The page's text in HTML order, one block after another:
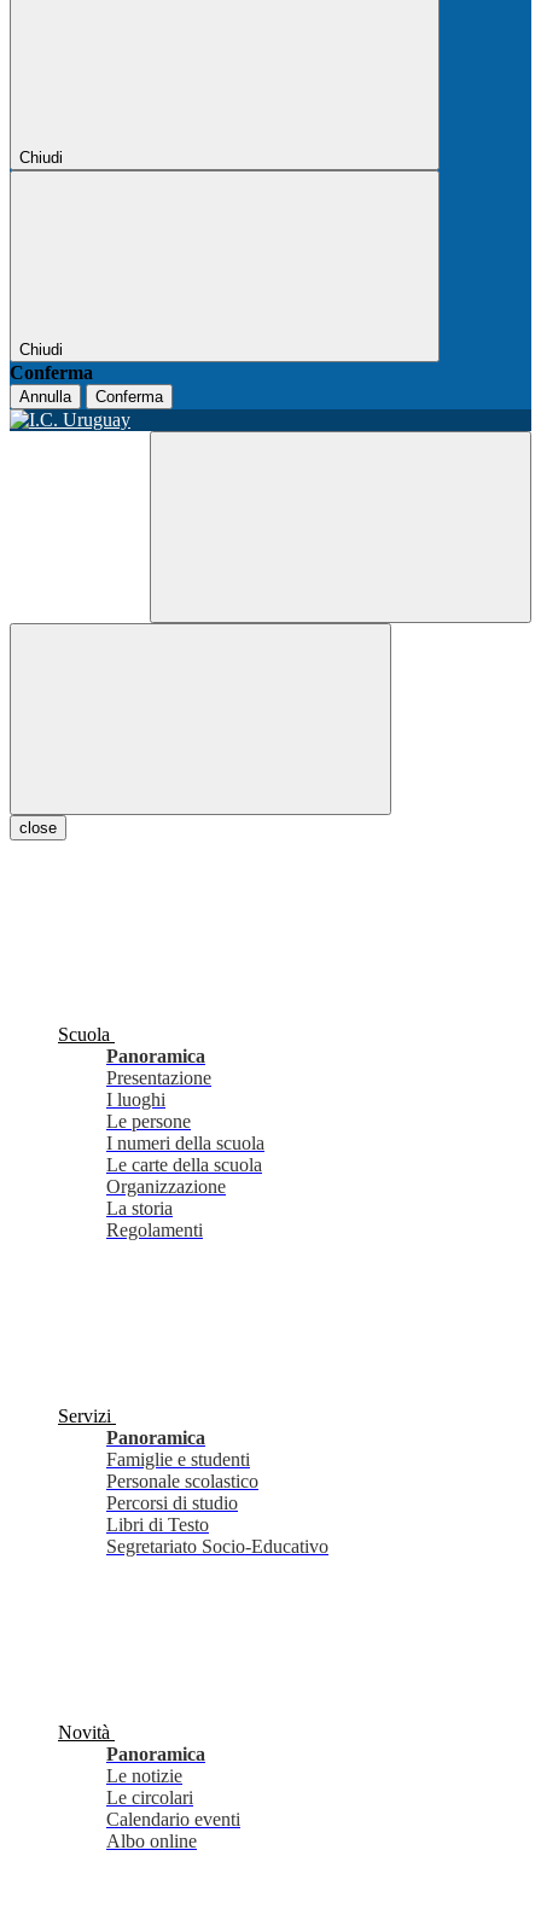
Chiudi
Chiudi
Conferma
Annulla Conferma
close
Scuola
Panoramica
Presentazione
I luoghi
Le persone
I numeri della scuola
Le carte della scuola
Organizzazione
La storia
Regolamenti
Servizi
Panoramica
Famiglie e studenti
Personale scolastico
Percorsi di studio
Libri di Testo
Segretariato Socio-Educativo
Novità
Panoramica
Le notizie
Le circolari
Calendario eventi
Albo online